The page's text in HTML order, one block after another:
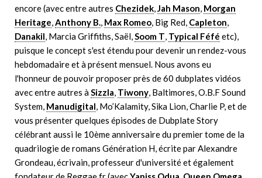
encore (avec entre autres Chezidek,Jah Mason, Morgan
Heritage,Anthony B., Max Romeo, Big Red, Capleton,
Danakil, Marcia Griffiths, Saël,Soom T, Typical Féfé etc),
puisque le concept s'est étendu pour devenir un rendez-vous
hebdomadaire et à présent mensuel. Nous avons eu
l'honneur de pouvoir proposer près de 60 dubplates vidéos
avec entre autres àSizzla, Tiwony, Baltimores, O.B.F Sound
System, Manudigital, Mo’Kalamity, Sika Lion, Charlie P, et de
vous présenter quelques épisodes de Dubplate Story
célébrant aussi le 10ème anniversaire du premier tome de la
quadrilogie de romans Génération H, écrite par Alexandre
Grondeau, écrivain, professeur d'université et également